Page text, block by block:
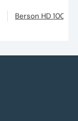
Berson HD 100/3